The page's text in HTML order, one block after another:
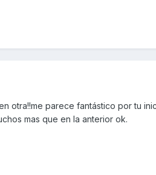
otra!!me parece fantástico por tu
mas que en la anterior ok.